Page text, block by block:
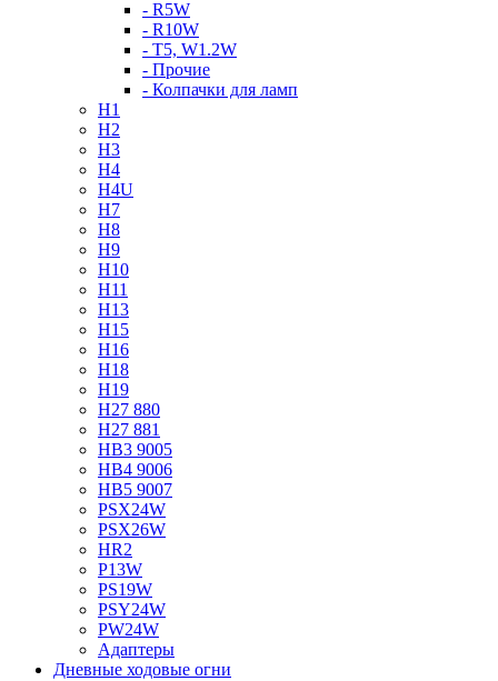
- R5W
- R10W
- T5, W1.2W
- Прочие
- Колпачки для ламп
H1
H2
H3
H4
H4U
H7
H8
H9
H10
H11
H13
H15
H16
H18
H19
H27 880
H27 881
HB3 9005
HB4 9006
HB5 9007
PSX24W
PSX26W
HR2
P13W
PS19W
PSY24W
PW24W
Адаптеры
Дневные ходовые огни